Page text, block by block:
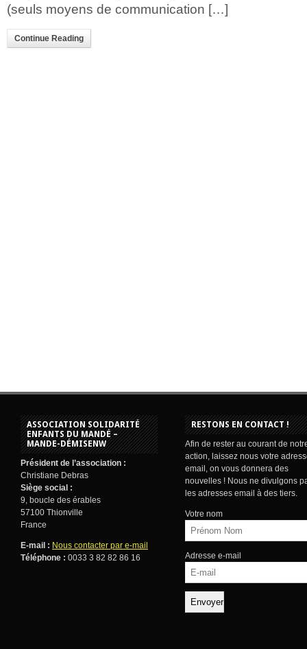
(seuls moyens de communication […]
Continue Reading
ASSOCIATION SOLIDARITÉ
ENFANTS DU MANDÉ –
MANDE-DÉMISENW
Président de l’association :
Christiane Debras
Siège social :
9, boucle des érables
57100 Thionville
France
E-mail : Nous contacter par e-mail
Téléphone : 0033 3 82 82 86 16
RESTONS EN CONTACT !
Afin de rester au courant de
action, laissez nous votre
email, on vous donnera des
nouvelles ! Nous ne divulgons
les adresses email à des tiers.
Votre nom
Adresse e-mail